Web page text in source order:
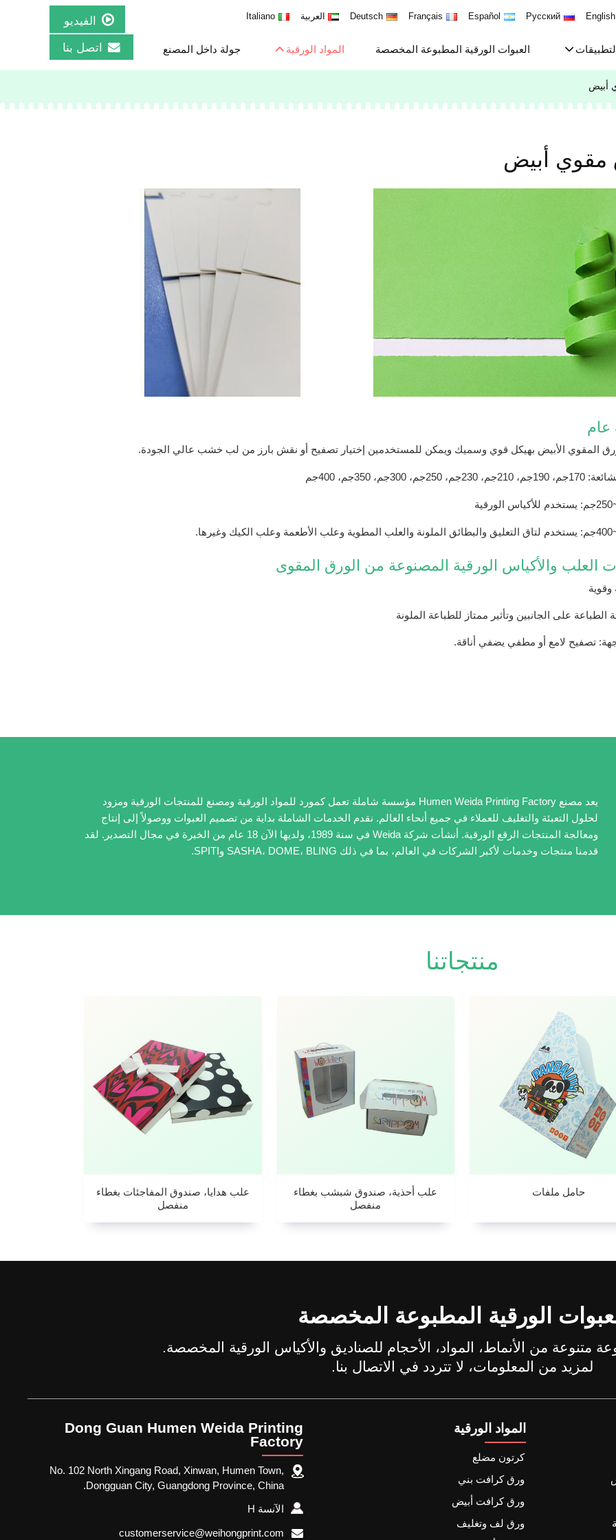
English
Русский
Español
Français
Deutsch العربية Italiano الفيديو
العبوات الورقية المطبوعة المخصصة المواد الورقية جولة داخل المصنع اتصل بنا
أبيض
مقوي أبيض
المقوي الأبيض بهيكل قوي وسميك ويمكن للمستخدمين إختيار تصفيح أو نقش بارز من لب خشب عالي الجودة.
250جم، 300جم، 350جم، 400جم
العلب والأكياس الورقية المصنوعة من الورق المقوى
وقوية
الطباعة على الجانبين وتأثير ممتاز للطباعة الملونة
تصفيح لامع أو مطفي يضفي أناقة.
يعد مصنع Humen Weida Printing Factory مؤسسة شاملة تعمل كمورد للمواد الورقية ومصنع للمنتجات الورقية ومزود
لحلول التعبئة والتغليف للعملاء في جميع أنحاء العالم. نقدم الخدمات الشاملة بداية من تصميم العبوات ووصولاً إلى إنتاج
ومعالجة المنتجات الرقع الورقية. أنشأت شركة Weida في سنة 1989، ولديها الآن 18 عام من الخبرة في مجال التصدير. لقد
قدمنا منتجات وخدمات لأكبر الشركات في العالم، بما في ذلك SASHA، DOME، BLING وSPITI.
منتجاتنا
حامل ملفات
علب أحذية، صندوق شبشب بغطاء
منفصل
علب هدايا، صندوق المفاجئات بغطاء
منفصل
الورقية المطبوعة المخصصة
لمزيد من المعلومات، لا تتردد في الاتصال بنا.
المواد الورقية
كرتون مضلع
ورق كرافت بني
ورق كرافت أبيض
ورق لف وتغليف
Dong Guan Humen Weida Printing
Factory
No. 102 North Xingang Road, Xinwan, Humen Town,
Dongguan City, Guangdong Province, China.
الآنسة H
customerservice@weihongprint.com